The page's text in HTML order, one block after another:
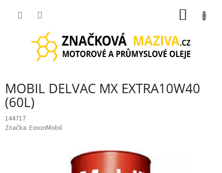
MOBIL DELVAC MX EXTRA10W40
(60L)
144717
Značka: ExxonMobil